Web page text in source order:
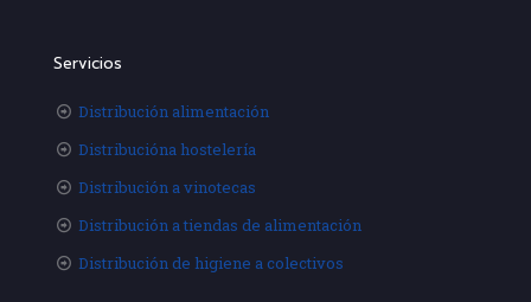
Servicios
Distribución alimentación
Distribucióna hostelería
Distribución a vinotecas
Distribución a tiendas de alimentación
Distribución de higiene a colectivos